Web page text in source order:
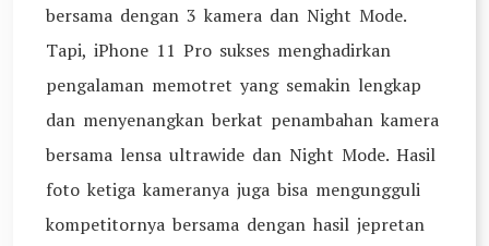
bersama dengan 3 kamera dan Night Mode.
Tapi, iPhone 11 Pro sukses menghadirkan
pengalaman memotret yang semakin lengkap
dan menyenangkan berkat penambahan kamera
bersama lensa ultrawide dan Night Mode. Hasil
foto ketiga kameranya juga bisa mengungguli
kompetitornya bersama dengan hasil jepretan